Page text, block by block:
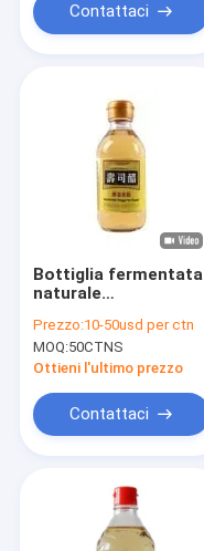
Contattaci
Bottiglia fermentata
naturale
DOMESTICO
dell'all'aceto del riso
di sushi 200ml o
Prezzo:10-50usd per ctn
MOQ:50CTNS
Ottieni l'ultimo prezzo
Contattaci